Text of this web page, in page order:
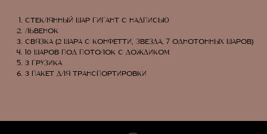
стеклянный шар гигант с надписью
львенок
связка (2 шара с конфетти, звезда, 7 однотонных шаров)
10 шаров под потолок с дождиком
3 грузика
3 пакет для транспортировки